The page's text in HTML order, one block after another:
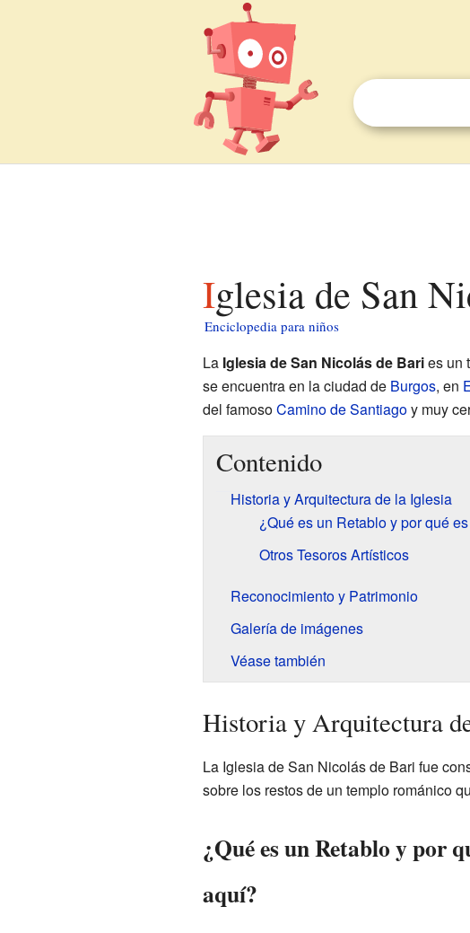
Iglesia de San
Enciclopedia para niños
La Iglesia de San Nicolás de Baries un
se encuentra en la ciudad de Burgos, en
del famosoCamino de Santiagoy muy
Contenido
Historia y Arquitectura de la Iglesia
¿Qué es un Retablo y por qué
Otros Tesoros Artísticos
Reconocimiento y Patrimonio
Galería de imágenes
Véase también
Historia y Arquitectura
La Iglesia de San Nicolás de Bari fue
sobre los restos de un templo románico
¿Qué es un Retablo y por
aquí?